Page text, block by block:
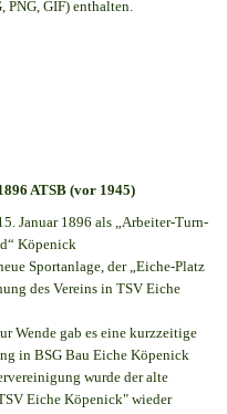
PNG, GIF) enthalten.
ATSB (vor 1945)
Januar 1896 als „Arbeiter-Turn-
Köpenick
Sportanlage, der „Eiche-Platz
des Vereins in TSV Eiche
Wende gab es eine kurzzeitige
in BSG Bau Eiche Köpenick
wurde der alte
Eiche Köpenick" wieder